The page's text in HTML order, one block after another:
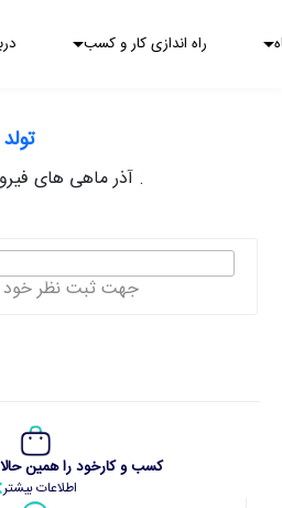
راه اندازی کار و کسب
آذر ماهی های فیروزه ای عزیز تولدتان مبارک .
جهت ثبت نظر
کسب و کارخود را همین حالا
اطلاعات بیشتر